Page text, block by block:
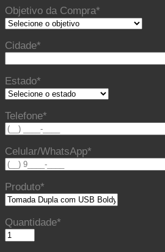
Objetivo da Compra*
Cidade*
Estado*
Telefone*
Celular/WhatsApp*
Produto*
Quantidade*